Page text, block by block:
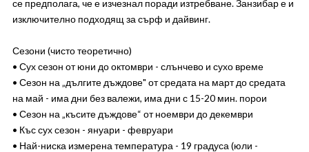
се предполага, че е изчезнал поради изтребване. Занзибар е и
изключително подходящ за сърф и дайвинг.
Сезони (чисто теоретично)
• Сух сезон от юни до октомври - слънчево и сухо време
• Сезон на „дългите дъждове" от средата на март до средата
на май - има дни без валежи, има дни с 15-20 мин. порои
• Сезон на „късите дъждове“ от ноември до декември
• Къс сух сезон - януари - февруари
• Най-ниска измерена температура - 19 градуса (юли -